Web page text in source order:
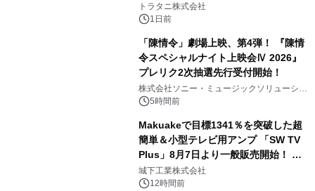
トラタニ株式会社
1日前
「陳情令」劇場上映、第4弾！ 『陳情
令スペシャルナイト上映会Ⅳ 2026』
プレリク2次抽選先行受付開始！
株式会社ソニー・ミュージックソリューショ
ンズ5時間前
Makuakeで目標1341％を突破した超
簡単＆小型テレビ用アンプ 「SW TV
Plus」8月7日より一般販売開始！ ケ
ーブル1本つなぐだけ、テレビの音が
ぐっと豊かに
城下工業株式会社
12時間前